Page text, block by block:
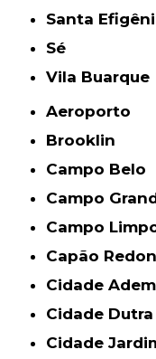
Santa
Sé
Vila Buarque
Aeroporto
Brooklin
Campo Belo
Campo
Campo
Capão
Cidade
Cidade Dutra
Cidade